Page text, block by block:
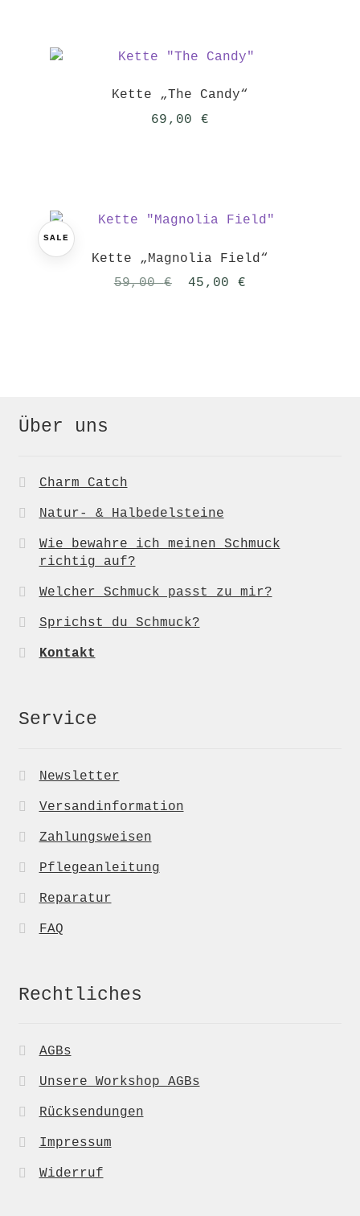
Kette „The Candy“
69,00 €
SALE
Kette „Magnolia Field“
59,00€
Ursprünglicher
45,00 €
Über uns
Charm Catch
Natur- & Halbedelsteine
Wie bewahre ich meinen Schmuck
richtig auf?
Welcher Schmuck passt zu mir?
Sprichst du Schmuck?
Kontakt
Service
Newsletter
Versandinformation
Zahlungsweisen
Pflegeanleitung
Reparatur
FAQ
Rechtliches
AGBs
Unsere Workshop AGBs
Rücksendungen
Impressum
Widerruf